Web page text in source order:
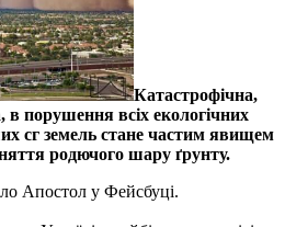
Катастрофічна,
в порушення всіх екологічних
сг земель стане частим явищем
родючого шару ґрунту.
Апостол у Фейсбуці.